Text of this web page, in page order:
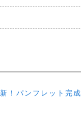
新！パンフレット完成